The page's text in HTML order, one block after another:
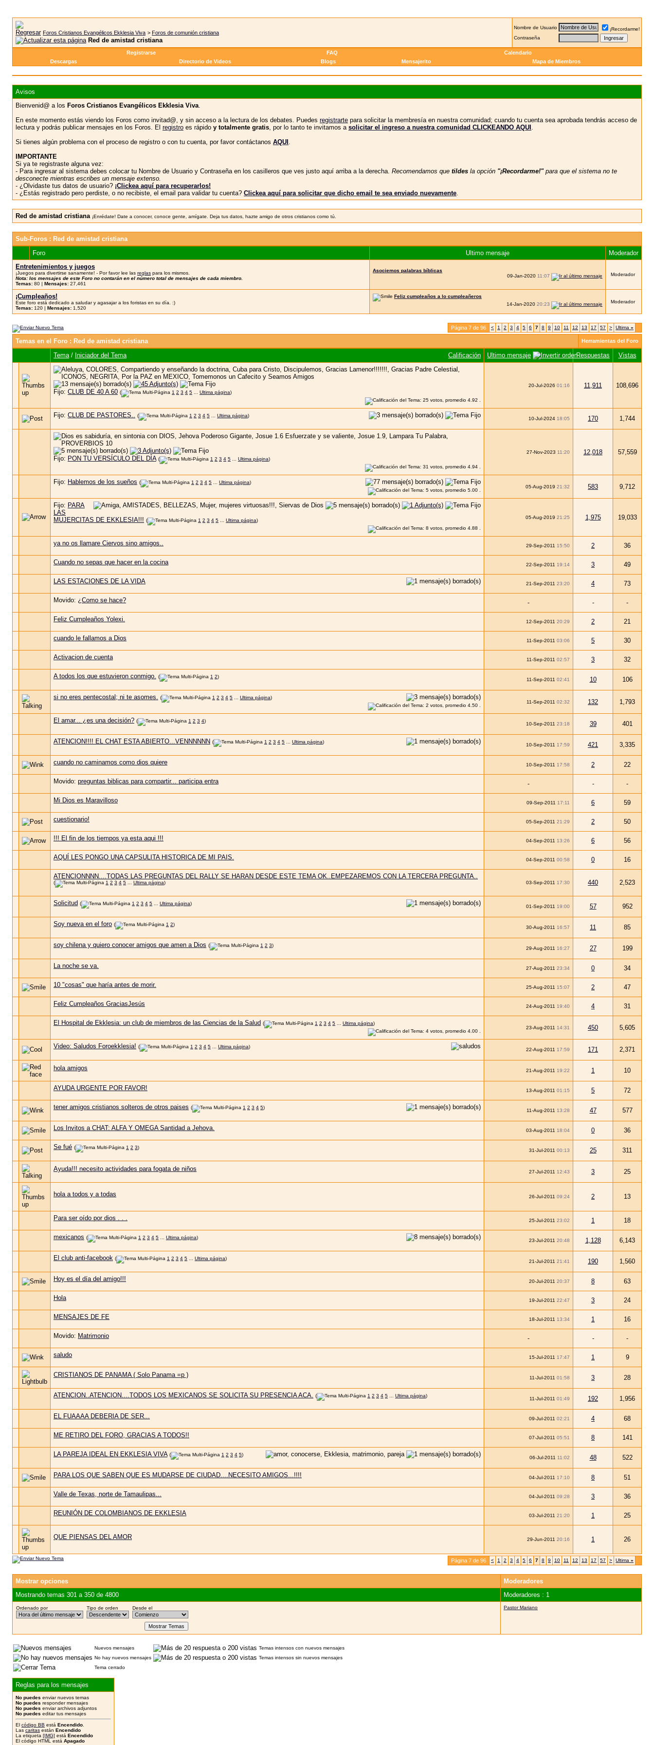
Foros Cristianos Evangélicos Ekklesia Viva > Foros de comunión cristiana
Red de amistad cristiana
Nombre de Usuario
¡Recordarme!
Contraseña
Registrarse FAQ
Calendario
Descargas
Directorio de Videos Blogs Mensajerito Mapa de Miembros
Avisos
Bienvenid@ a los Foros Cristianos Evangélicos Ekklesia Viva.
En este momento estás viendo los Foros como invitad@, y sin acceso a la lectura de los debates. Puedes registrarte para solicitar la membresía en nuestra comunidad; cuando tu cuenta sea aprobada tendrás acceso de
lectura y podrás publicar mensajes en los Foros. El registro es rápido y totalmente gratis, por lo tanto te invitamos a solicitar el ingreso a nuestra comunidad CLICKEANDO AQUI .
Si tienes algún problema con el proceso de registro o con tu cuenta, por favor contáctanos AQUI .
IMPORTANTE
Si ya te registraste alguna vez:
- Para ingresar al sistema debes colocar tu Nombre de Usuario y Contraseña en los casilleros que ves justo aquí arriba a la derecha. Recomendamos que tildes la opción "¡Recordarme!"para que el sistema no te
desconecte mientras escribes un mensaje extenso.
- ¿Olvidaste tus datos de usuario? ¡Clickea aquí para recuperarlos!
- ¿Estás registrado pero perdiste, o no recibiste, el email para validar tu cuenta? Clickea aquí para solicitar que dicho email te sea enviado nuevamente.
Red de amistad cristiana ¡Enrédate! Date a conocer, conoce gente, amígate. Deja tus datos, hazte amigo de otros cristianos como tú.
Sub-Foros : Red de amistad cristiana
Foro
Ultimo mensaje
Moderador
Entretenimientos y juegos
¡Juegos para divertirse sanamente! - Por favor lee las reglas para los mismos.
Nota: los mensajes de este Foro no contarán en el número total de mensajes de cada miembro.
Temas: 80 | Mensajes: 27,461
Asociemos palabras bíblicas
09-Jan-2020 11:07 Moderador
¡Cumpleaños!
Este foro está dedicado a saludar y agasajar a los foristas en su día. :)
Temas: 120 | Mensajes: 1,520
Feliz cumpleaños a lo cumpleañeros
14-Jan-2020 20:23 Moderador
Página 7 de 96 < 1 2 3 4 5 6 7 8 9 10 11 12 13 17 57 > Ultima »
Temas en el Foro : Red de amistad cristiana Herramientas del Foro
Calificación
Tema/ Iniciador del Tema Ultimo mensaje Respuestas Vistas
Fijo: CLUB DE 40 A 60 ( 1 2 3 4 5 Ultima página)
20-Jul-2026 01:16 11,911 108,696
Fijo: CLUB DE PASTORES.. ( 1 2 3 4 5 Ultima página)
10-Jul-2024 18:05 170 1,744
Fijo: PON TU VERSÍCULO DEL DÍA ( 1 2 3 4 5 Ultima página)
27-Nov-2023 11:20 12,018 57,559
Fijo: Hablemos de los sueños ( 1 2 3 4 5 Ultima página)
05-Aug-2019 21:32 583 9,712
Fijo: PARA
LAS
MUJERCITAS DE EKKLESIA!!! ( 1 2 3 4 5 Ultima página)
05-Aug-2019 21:25 1,975 19,033
ya no os llamare Ciervos sino amigos.. 29-Sep-2011 15:50 2 36
Cuando no sepas que hacer en la cocina 22-Sep-2011 19:14 3 49
LAS ESTACIONES DE LA VIDA 21-Sep-2011 23:20 4 73
Movido: ¿Como se hace? - - -
Feliz Cumpleaños Yolexi. 12-Sep-2011 20:29 2 21
cuando le fallamos a Dios 11-Sep-2011 03:06 5 30
Activacion de cuenta 11-Sep-2011 02:57 3 32
A todos los que estuvieron conmigo. ( 1 2)
11-Sep-2011 02:41 10 106
si no eres pentecostal; ni te asomes. ( 1 2 3 4 5 Ultima página)
11-Sep-2011 02:32 132 1,793
El amar... ¿es una decisión? ( 1 2 3 4)
10-Sep-2011 23:18 39 401
ATENCION!!!! EL CHAT ESTA ABIERTO...VENNNNNN ( 1 2 3 4 5 Ultima página)
10-Sep-2011 17:59 421 3,335
cuando no caminamos como dios quiere 10-Sep-2011 17:58 2 22
Movido: preguntas biblicas para compartir... participa entra - - -
Mi Dios es Maravilloso 09-Sep-2011 17:11 6 59
cuestionario! 05-Sep-2011 21:29 2 50
!!! El fin de los tiempos ya esta aqui !!! 04-Sep-2011 13:26 6 56
AQUÍ LES PONGO UNA CAPSULITA HISTORICA DE MI PAIS. 04-Sep-2011 00:58 0 16
ATENCIONNNN....TODAS LAS PREGUNTAS DEL RALLY SE HARAN DESDE ESTE TEMA OK..EMPEZAREMOS CON LA TERCERA PREGUNTA..
( 1 2 3 4 5 Ultima página) 03-Sep-2011 17:30 440 2,523
Solicitud ( 1 2 3 4 5 Ultima página)
01-Sep-2011 19:00 57 952
Soy nueva en el foro ( 1 2)
30-Aug-2011 16:57 11 85
soy chilena y quiero conocer amigos que amen a Dios ( 1 2 3)
29-Aug-2011 16:27 27 199
La noche se va. 27-Aug-2011 23:34 0 34
10 "cosas" que haría antes de morir. 25-Aug-2011 15:07 2 47
Feliz Cumpleaños GraciasJesús 24-Aug-2011 19:40 4 31
El Hospital de Ekklesia: un club de miembros de las Ciencias de la Salud ( 1 2 3 4 5 Ultima página)
23-Aug-2011 14:31 450 5,605
Video: Saludos Foroekklesia! ( 1 2 3 4 5 Ultima página)
22-Aug-2011 17:59 171 2,371
hola amigos 21-Aug-2011 19:22 1 10
AYUDA URGENTE POR FAVOR! 13-Aug-2011 01:15 5 72
tener amigos cristianos solteros de otros paises ( 1 2 3 4 5)
11-Aug-2011 13:28 47 577
Los Invitos a CHAT: ALFA Y OMEGA Santidad a Jehova. 03-Aug-2011 18:04 0 36
Se fué ( 1 2 3)
31-Jul-2011 00:13 25 311
Ayuda!!! necesito actividades para fogata de niños 27-Jul-2011 12:43 3 25
hola a todos y a todas 26-Jul-2011 09:24 2 13
Para ser oído por dios . . . 25-Jul-2011 23:02 1 18
mexicanos ( 1 2 3 4 5 Ultima página)
23-Jul-2011 20:48 1,128 6,143
El club anti-facebook ( 1 2 3 4 5 Ultima página)
21-Jul-2011 21:41 190 1,560
Hoy es el día del amigo!!! 20-Jul-2011 20:37 8 63
Hola 19-Jul-2011 22:47 3 24
MENSAJES DE FE 18-Jul-2011 13:34 1 16
Movido: Matrimonio - - -
saludo 15-Jul-2011 17:47 1 9
CRISTIANOS DE PANAMA ( Solo Panama =p ) 11-Jul-2011 01:58 3 28
ATENCION..ATENCION....TODOS LOS MEXICANOS SE SOLICITA SU PRESENCIA ACA. ( 1 2 3 4 5 Ultima página)
11-Jul-2011 01:49 192 1,956
EL FUAAAA DEBERIA DE SER... 09-Jul-2011 02:21 4 68
ME RETIRO DEL FORO, GRACIAS A TODOS!! 07-Jul-2011 05:51 8 141
LA PAREJA IDEAL EN EKKLESIA VIVA ( 1 2 3 4 5)
06-Jul-2011 11:02 48 522
PARA LOS QUE SABEN QUE ES MUDARSE DE CIUDAD....NECESITO AMIGOS...!!!! 04-Jul-2011 17:10 8 51
Valle de Texas, norte de Tamaulipas... 04-Jul-2011 09:28 3 36
REUNIÓN DE COLOMBIANOS DE EKKLESIA 03-Jul-2011 21:20 1 25
QUE PIENSAS DEL AMOR 29-Jun-2011 20:16 1 26
Página 7 de 96 < 1 2 3 4 5 6 7 8 9 10 11 12 13 17 57 > Ultima »
Mostrar opciones
Moderadores
Mostrando temas 301 a 350 de 4800
Moderadores : 1
Ordenado por Tipo de orden Desde el Pastor Mariano
Nuevos mensajes
Temas intensos con nuevos mensajes
No hay nuevos mensajes
Temas intensos sin nuevos mensajes
Tema cerrado
Reglas para los mensajes
No puedes enviar nuevos temas
No puedes responder mensajes
No puedes enviar archivos adjuntos
No puedes editar tus mensajes
El código BB está Encendido
Las caritas están Encendido
La etiqueta [IMG] está Encendido
El código HTML está Apagado